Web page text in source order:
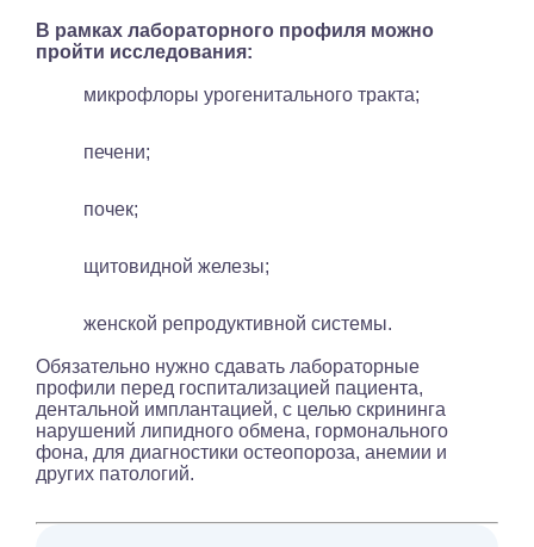
В рамках лабораторного профиля можно
пройти исследования:
микрофлоры урогенитального тракта;
печени;
почек;
щитовидной железы;
женской репродуктивной системы.
Обязательно нужно сдавать лабораторные
профили перед госпитализацией пациента,
дентальной имплантацией, с целью скрининга
нарушений липидного обмена, гормонального
фона, для диагностики остеопороза, анемии и
других патологий.